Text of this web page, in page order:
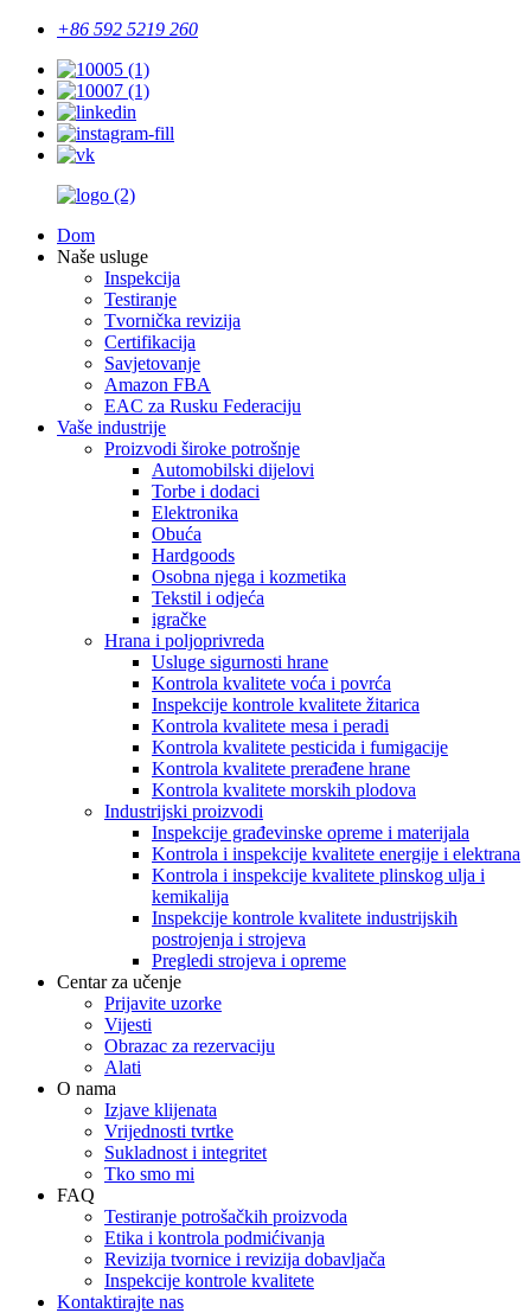
+86 592 5219 260
Dom
Naše usluge
Inspekcija
Testiranje
Tvornička revizija
Certifikacija
Savjetovanje
Amazon FBA
EAC za Rusku Federaciju
Vaše industrije
Proizvodi široke potrošnje
Automobilski dijelovi
Torbe i dodaci
Elektronika
Obuća
Hardgoods
Osobna njega i kozmetika
Tekstil i odjeća
igračke
Hrana i poljoprivreda
Usluge sigurnosti hrane
Kontrola kvalitete voća i povrća
Inspekcije kontrole kvalitete žitarica
Kontrola kvalitete mesa i peradi
Kontrola kvalitete pesticida i fumigacije
Kontrola kvalitete prerađene hrane
Kontrola kvalitete morskih plodova
Industrijski proizvodi
Inspekcije građevinske opreme i materijala
Kontrola i inspekcije kvalitete energije i elektrana
Kontrola i inspekcije kvalitete plinskog ulja i
kemikalija
Inspekcije kontrole kvalitete industrijskih
postrojenja i strojeva
Pregledi strojeva i opreme
Centar za učenje
Prijavite uzorke
Vijesti
Obrazac za rezervaciju
Alati
O nama
Izjave klijenata
Vrijednosti tvrtke
Sukladnost i integritet
Tko smo mi
FAQ
Testiranje potrošačkih proizvoda
Etika i kontrola podmićivanja
Revizija tvornice i revizija dobavljača
Inspekcije kontrole kvalitete
Kontaktirajte nas